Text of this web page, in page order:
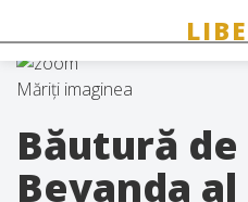
Măriți imaginea
Băutură
Bevanda